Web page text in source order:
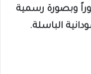
وبصورة رسمية
الباسلة.